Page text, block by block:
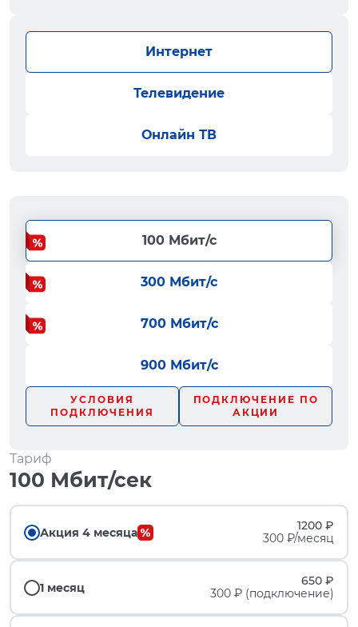
Интернет
Телевидение
Онлайн ТВ
100 Мбит/с
300 Мбит/с
700 Мбит/с
900 Мбит/с
УСЛОВИЯ
ПОДКЛЮЧЕНИЯ
ПОДКЛЮЧЕНИЕ ПО
АКЦИИ
Тариф
100 Мбит/сек
Акция 4 месяца
1200 ₽
300 ₽/месяц
1 месяц
650 ₽
300 ₽ (подключение)